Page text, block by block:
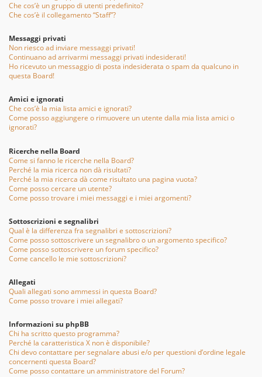
Che cos’è un gruppo di utenti predefinito?
Che cos’è il collegamento “Staff”?
Messaggi privati
Non riesco ad inviare messaggi privati!
Continuano ad arrivarmi messaggi privati indesiderati!
Ho ricevuto un messaggio di posta indesiderata o spam da qualcuno in
questa Board!
Amici e ignorati
Che cos’è la mia lista amici e ignorati?
Come posso aggiungere o rimuovere un utente dalla mia lista amici o
ignorati?
Ricerche nella Board
Come si fanno le ricerche nella Board?
Perché la mia ricerca non dà risultati?
Perché la mia ricerca dà come risultato una pagina vuota?
Come posso cercare un utente?
Come posso trovare i miei messaggi e i miei argomenti?
Sottoscrizioni e segnalibri
Qual è la differenza fra segnalibri e sottoscrizioni?
Come posso sottoscrivere un segnalibro o un argomento specifico?
Come posso sottoscrivere un forum specifico?
Come cancello le mie sottoscrizioni?
Allegati
Quali allegati sono ammessi in questa Board?
Come posso trovare i miei allegati?
Informazioni su phpBB
Chi ha scritto questo programma?
Perché la caratteristica X non è disponibile?
Chi devo contattare per segnalare abusi e/o per questioni d’ordine legale
concernenti questa Board?
Come posso contattare un amministratore del Forum?